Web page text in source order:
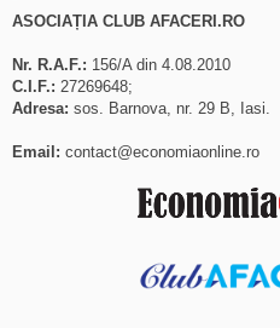
ASOCIAȚIA CLUB AFACERI.RO
Nr. R.A.F.: 156/A din 4.08.2010
C.I.F.: 27269648;
Adresa: sos. Barnova, nr. 29 B, Iasi.
Email: contact@economiaonline.ro